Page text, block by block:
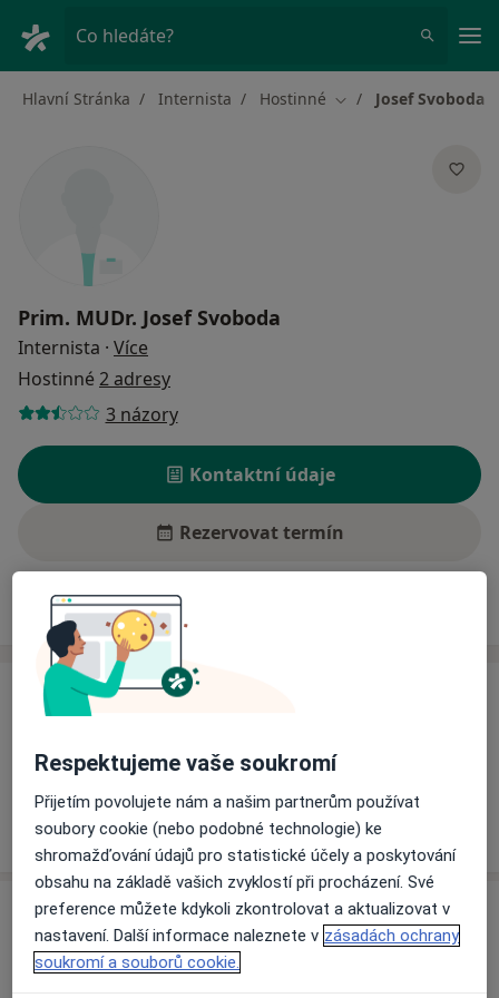
Co hledáte?
Hlavní Stránka Internista Hostinné Změna města
Josef Svoboda
Prim. MUDr. Josef Svoboda
Internista · Více
Hostinné 2 adresy
3 názory
Kontaktní údaje
Rezervovat termín
Ceník Adresy
Ceník
Tento specialista ještě nepřidával žádné informace o
svých službách.
Adresy (2)
Adresa 1 Adresa 2
Respektujeme vaše soukromí
Přijetím povolujete nám a našim partnerům používat
soubory cookie (nebo podobné technologie) ke
shromažďování údajů pro statistické účely a poskytování
obsahu na základě vašich zvyklostí při procházení. Své
preference můžete kdykoli zkontrolovat a aktualizovat v
nastavení. Další informace naleznete v zásadách ochrany
soukromí a souborů cookie.